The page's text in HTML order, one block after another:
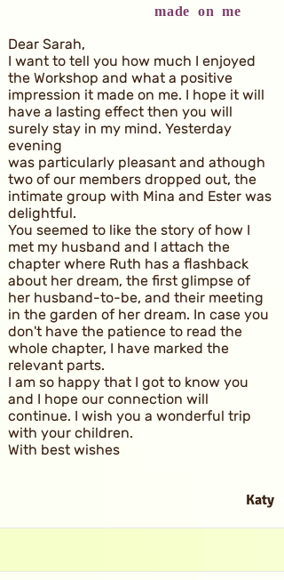
made on me
Dear Sarah,
I want to tell you how much I enjoyed
the Workshop and what a positive
impression it made on me. I hope it will
have a lasting effect then you will
surely stay in my mind. Yesterday
evening
was particularly pleasant and athough
two of our members dropped out, the
intimate group with Mina and Ester was
delightful.
You seemed to like the story of how I
met my husband and I attach the
chapter where Ruth has a flashback
about her dream, the first glimpse of
her husband-to-be, and their meeting
in the garden of her dream. In case you
don't have the patience to read the
whole chapter, I have marked the
relevant parts.
I am so happy that I got to know you
and I hope our connection will
continue. I wish you a wonderful trip
with your children.
With best wishes
Katy